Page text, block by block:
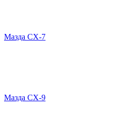
Мазда CX-7
Мазда СХ-9